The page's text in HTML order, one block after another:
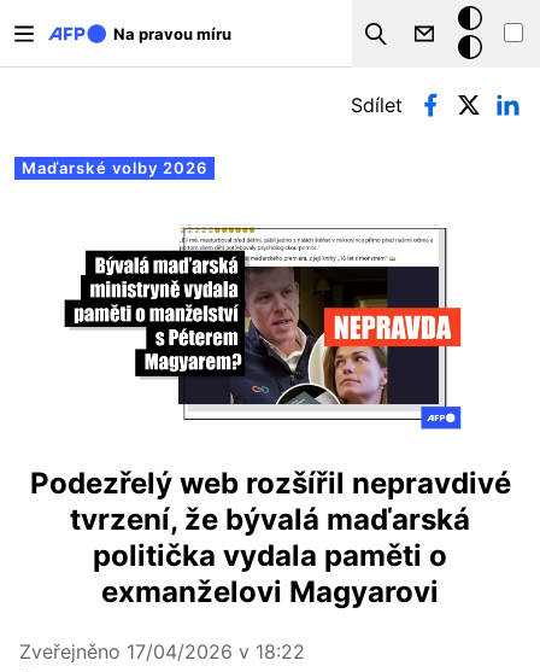
Na pravou míru
Search
Tmavý
režim
Hlavní záložky
Maďarské volby 2026
Sdílet
Podezřelý web rozšířil nepravdivé
tvrzení, že bývalá maďarská
politička vydala paměti o
exmanželovi Magyarovi
Zveřejněno 17/04/2026 v 18:22